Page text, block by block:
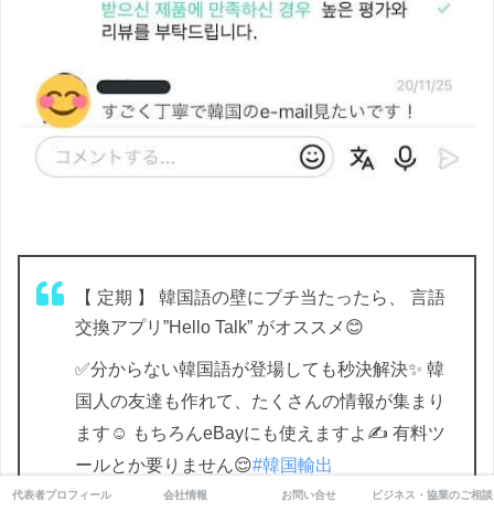
【 定期 】 韓国語の壁にブチ当たったら、 言語
交換アプリ”Hello Talk” がオススメ😊
✅分からない韓国語が登場しても秒決解決✨ 韓
国人の友達も作れて、たくさんの情報が集まり
ます☺️ もちろんeBayにも使えますよ✍️ 有料ツ
ールとか要りません😌#韓国輸出
https://t.co/08yGozaznE
代表者プロフィール 会社情報 お問い合せ ビジネス・協業のご相談